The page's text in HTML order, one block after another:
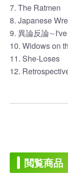
7. The Ratmen
8. Japanese
9. 異論反論
10. Widows on
11. She-Loses
12.
閲覧商品